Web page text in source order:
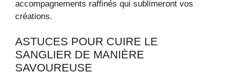
accompagnements raffinés qui sublimeront vos
créations.
ASTUCES POUR CUIRE LE
SANGLIER DE MANIÈRE
SAVOUREUSE